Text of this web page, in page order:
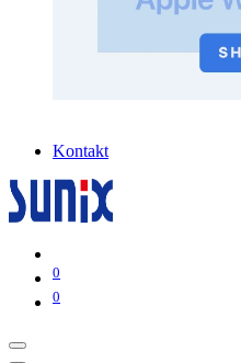
Kontakt
0
0